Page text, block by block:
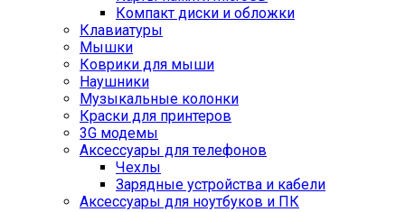
Компакт диски и обложки
Клавиатуры
Мышки
Коврики для мыши
Наушники
Музыкальные колонки
Краски для принтеров
3G модемы
Аксессуары для телефонов
Чехлы
Зарядные устройства и кабели
Аксессуары для ноутбуков и ПК